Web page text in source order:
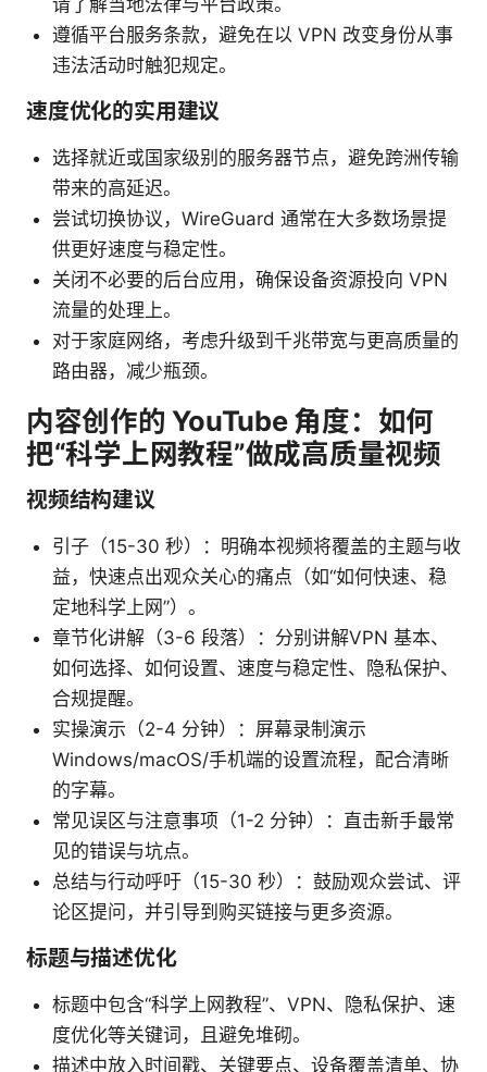
遵循平台服务条款，避免在以 VPN 改变身份从事
违法活动时触犯规定。
速度优化的实用建议
选择就近或国家级别的服务器节点，避免跨洲传输
带来的高延迟。
尝试切换协议，WireGuard 通常在大多数场景提
供更好速度与稳定性。
关闭不必要的后台应用，确保设备资源投向 VPN
流量的处理上。
对于家庭网络，考虑升级到千兆带宽与更高质量的
路由器，减少瓶颈。
内容创作的 YouTube 角度：如何
把“科学上网教程”做成高质量视频
视频结构建议
引子（15-30 秒）：明确本视频将覆盖的主题与收
益，快速点出观众关心的痛点（如“如何快速、稳
定地科学上网”）。
章节化讲解（3-6 段落）：分别讲解VPN 基本、
如何选择、如何设置、速度与稳定性、隐私保护、
合规提醒。
实操演示（2-4 分钟）：屏幕录制演示
Windows/macOS/手机端的设置流程，配合清晰
的字幕。
常见误区与注意事项（1-2 分钟）：直击新手最常
见的错误与坑点。
总结与行动呼吁（15-30 秒）：鼓励观众尝试、评
论区提问，并引导到购买链接与更多资源。
标题与描述优化
标题中包含“科学上网教程”、VPN、隐私保护、速
度优化等关键词，且避免堆砌。
描述中放入时间戳、关键要点、设备覆盖清单、协